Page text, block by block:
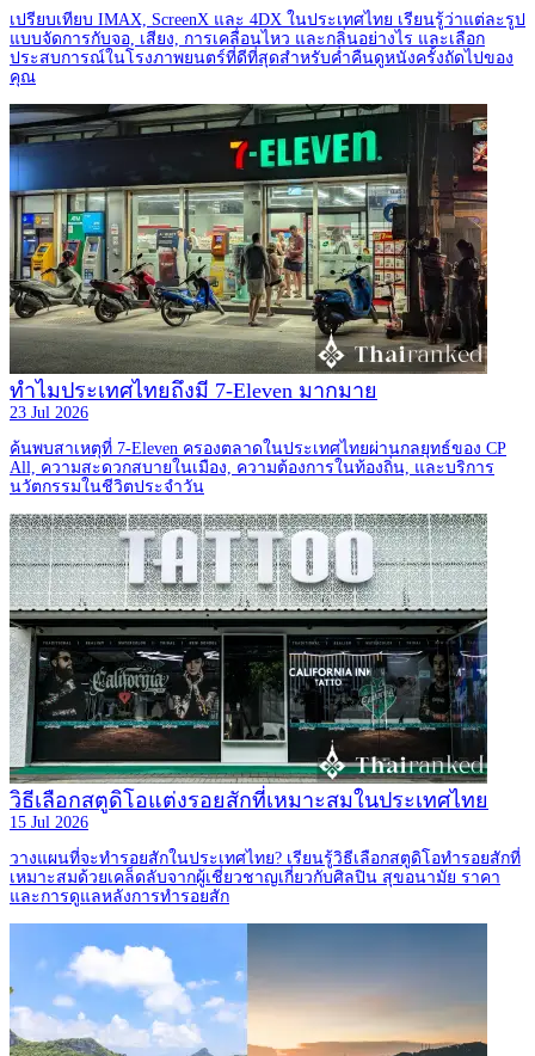
เปรียบเทียบ IMAX, ScreenX และ 4DX ในประเทศไทย เรียนรู้ว่าแต่ละรูป
แบบจัดการกับจอ, เสียง, การเคลื่อนไหว และกลิ่นอย่างไร และเลือก
ประสบการณ์ในโรงภาพยนตร์ที่ดีที่สุดสำหรับค่ำคืนดูหนังครั้งถัดไปของ
คุณ
ทำไมประเทศไทยถึงมี 7-Eleven มากมาย
23 Jul 2026
ค้นพบสาเหตุที่ 7-Eleven ครองตลาดในประเทศไทยผ่านกลยุทธ์ของ CP
All, ความสะดวกสบายในเมือง, ความต้องการในท้องถิ่น, และบริการ
นวัตกรรมในชีวิตประจำวัน
วิธีเลือกสตูดิโอแต่งรอยสักที่เหมาะสมในประเทศไทย
15 Jul 2026
วางแผนที่จะทำรอยสักในประเทศไทย? เรียนรู้วิธีเลือกสตูดิโอทำรอยสักที่
เหมาะสมด้วยเคล็ดลับจากผู้เชี่ยวชาญเกี่ยวกับศิลปิน สุขอนามัย ราคา
และการดูแลหลังการทำรอยสัก